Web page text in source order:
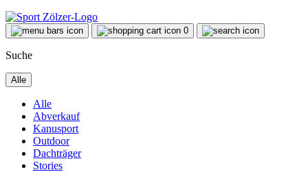
0
Suche
Alle
Alle
Abverkauf
Kanusport
Outdoor
Dachträger
Stories